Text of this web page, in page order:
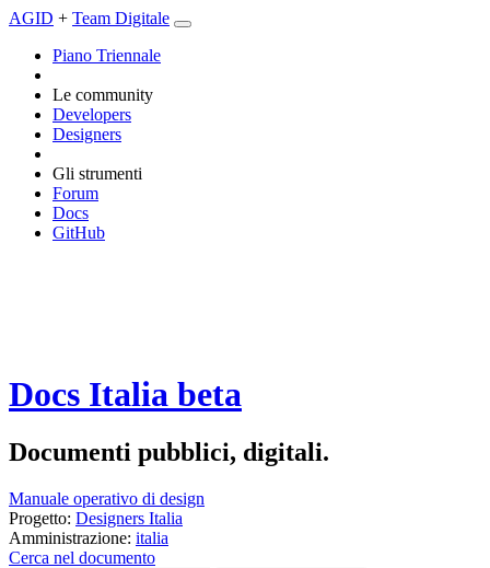
AGID + Team Digitale
Piano Triennale
Le community
Developers
Designers
Gli strumenti
Forum
Docs
GitHub
Docs Italia beta
Documenti pubblici, digitali.
Manuale operativo di design
Progetto: Designers Italia
Amministrazione: italia
Cerca nel documento